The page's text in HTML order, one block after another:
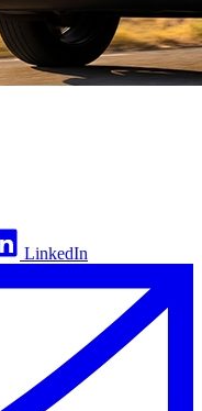
LinkedIn